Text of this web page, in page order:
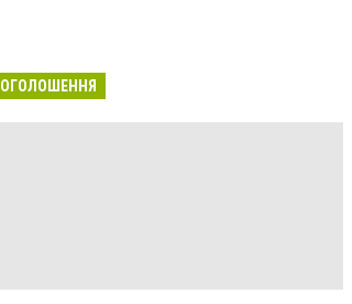
ОГОЛОШЕННЯ